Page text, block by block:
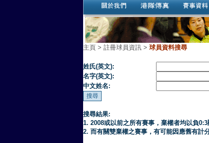
主頁 > 註冊球員資訊 > 球員資料搜尋
姓氏(英文):
名字(英文):
中文姓名:
搜尋結果:
1. 2008或以前之所有賽事，棄權者均以負0:3
2. 而有關雙棄權之賽事，有可能因應舊有計